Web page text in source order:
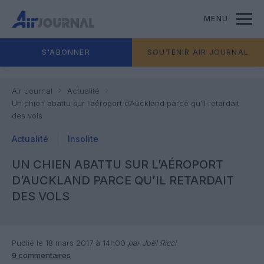
MENU
S'ABONNER SOUTENIR AIR JOURNAL
Air Journal
Actualité
Un chien abattu sur l’aéroport d’Auckland parce qu’il retardait
des vols
Actualité Insolite
UN CHIEN ABATTU SUR L’AÉROPORT
D’AUCKLAND PARCE QU’IL RETARDAIT
DES VOLS
Publié le 18 mars 2017 à 14h00 par Joël Ricci
9 commentaires